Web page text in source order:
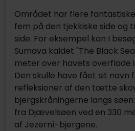
Området har flere
fem på den tjekkiske side og
side. For eksempel kan I
Sumava kaldet "The Black
meter over havets overflade
Den skulle have fået sit navn
refleksioner af den tætte
bjergskråningerne langs
fra Djævelsøen ved en 330
af Jezerní-bjergene.